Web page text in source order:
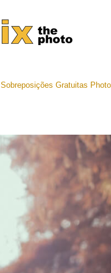
Serviços
oferta
Coleção
Sobreposições Gratuitas